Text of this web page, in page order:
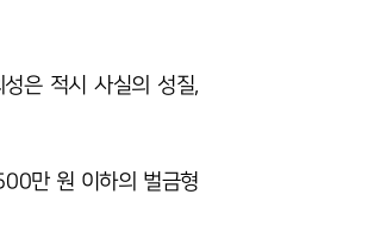
은 적시 사실의 성질,
만 원 이하의 벌금형